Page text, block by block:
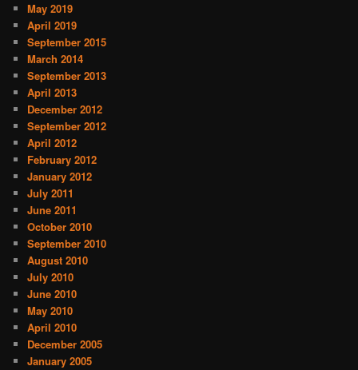
May 2019
April 2019
September 2015
March 2014
September 2013
April 2013
December 2012
September 2012
April 2012
February 2012
January 2012
July 2011
June 2011
October 2010
September 2010
August 2010
July 2010
June 2010
May 2010
April 2010
December 2005
January 2005